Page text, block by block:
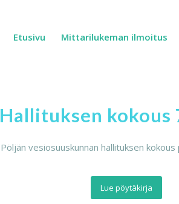
Etusivu Mittarilukeman ilmoitus
Hallituksen kokous
Pöljän vesiosuuskunnan hallituksen
Lue pöytäkirja